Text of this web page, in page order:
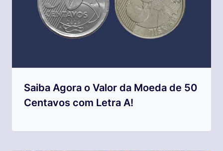
Saiba Agora o Valor da Moeda de 50
Centavos com Letra A!